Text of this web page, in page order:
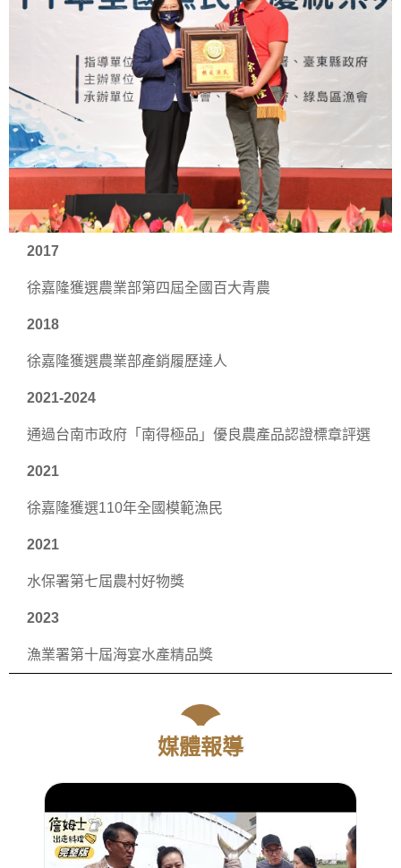
2017
徐嘉隆獲選農業部第四屆全國百大青農
2018
徐嘉隆獲選農業部產銷履歷達人
2021-2024
通過台南市政府「南得極品」優良農產品認證標章評選
2021
徐嘉隆獲選110年全國模範漁民
2021
水保署第七屆農村好物獎
2023
漁業署第十屆海宴水產精品獎
媒體報導